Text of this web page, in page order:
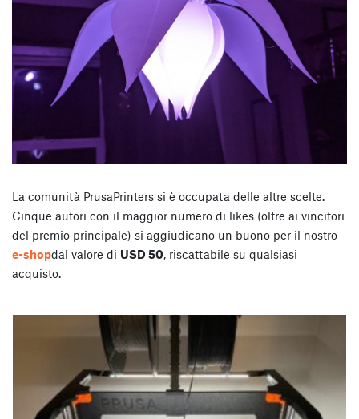
La comunità PrusaPrinters si è occupata delle altre scelte.
Cinque autori con il maggior numero di likes (oltre ai vincitori
del premio principale) si aggiudicano un buono per il nostro
e-shopdal valore di USD 50, riscattabile su qualsiasi
acquisto.